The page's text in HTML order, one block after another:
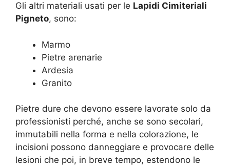
Gli altri materiali usati per le Lapidi Cimiteriali
Pigneto, sono:
Marmo
Pietre arenarie
Ardesia
Granito
Pietre dure che devono essere lavorate solo da
professionisti perché, anche se sono secolari,
immutabili nella forma e nella colorazione, le
incisioni possono danneggiare e provocare delle
lesioni che poi, in breve tempo, estendono le